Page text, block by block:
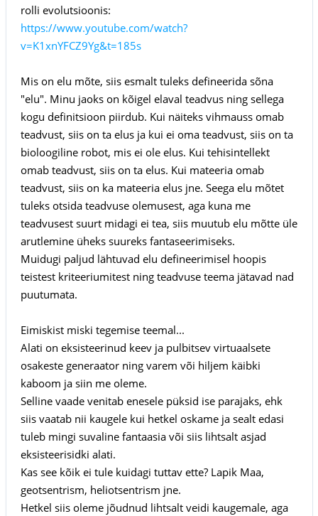
rolli evolutsioonis:
https://www.youtube.com/watch?
v=K1xnYFCZ9Yg&t=185s
Mis on elu mõte, siis esmalt tuleks defineerida sõna
"elu". Minu jaoks on kõigel elaval teadvus ning sellega
kogu definitsioon piirdub. Kui näiteks vihmauss omab
teadvust, siis on ta elus ja kui ei oma teadvust, siis on ta
bioloogiline robot, mis ei ole elus. Kui tehisintellekt
omab teadvust, siis on ta elus. Kui mateeria omab
teadvust, siis on ka mateeria elus jne. Seega elu mõtet
tuleks otsida teadvuse olemusest, aga kuna me
teadvusest suurt midagi ei tea, siis muutub elu mõtte üle
arutlemine üheks suureks fantaseerimiseks.
Muidugi paljud lähtuvad elu defineerimisel hoopis
teistest kriteeriumitest ning teadvuse teema jätavad nad
puutumata.
Eimiskist miski tegemise teemal...
Alati on eksisteerinud keev ja pulbitsev virtuaalsete
osakeste generaator ning varem või hiljem käibki
kaboom ja siin me oleme.
Selline vaade venitab enesele püksid ise parajaks, ehk
siis vaatab nii kaugele kui hetkel oskame ja sealt edasi
tuleb mingi suvaline fantaasia või siis lihtsalt asjad
eksisteerisidki alati.
Kas see kõik ei tule kuidagi tuttav ette? Lapik Maa,
geotsentrism, heliotsentrism jne.
Hetkel siis oleme jõudnud lihtsalt veidi kaugemale, aga